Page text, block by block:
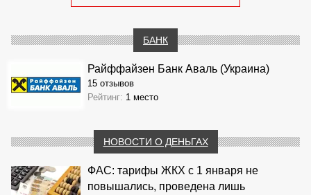
БАНК
Райффайзен Банк Аваль (Украина)
15 отзывов
Рейтинг: 1 место
НОВОСТИ О ДЕНЬГАХ
ФАС: тарифы ЖКХ с 1 января не
повышались, проведена лишь